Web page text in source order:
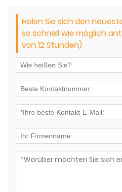
Holen Sie sich den
so schnell wie möglich
von 12 Stunden)